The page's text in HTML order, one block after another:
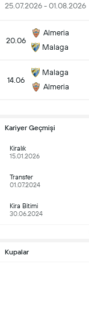
25.07.2026 - 01.08.2026
20.06
Almeria
Malaga
14.06
Malaga
Almeria
Kariyer Geçmişi
Kiralık
15.01.2026
Transfer
01.07.2024
Kira Bitimi
30.06.2024
Kupalar